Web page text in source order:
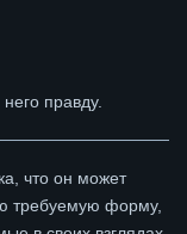
правду.
что он может
требуемую форму,